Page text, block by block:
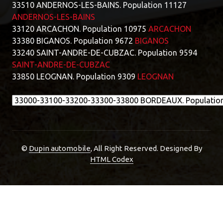
33510 ANDERNOS-LES-BAINS. Population 11127
ANDERNOS-LES-BAINS
33120 ARCACHON. Population 10975 ARCACHON
33380 BIGANOS. Population 9672 BIGANOS
33240 SAINT-ANDRE-DE-CUBZAC. Population 9594
SAINT-ANDRE-DE-CUBZAC
33850 LEOGNAN. Population 9309 LEOGNAN
© Dupin automobile, All Right Reserved. Designed By
HTML Codex